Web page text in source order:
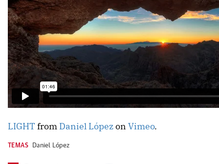
LIGHT from Daniel Lópezon Vimeo.
TEMAS Daniel López